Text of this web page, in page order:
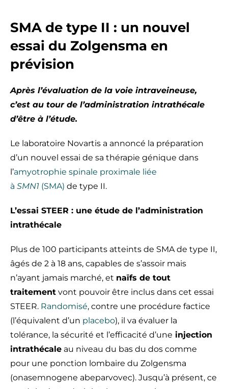
SMA de type II : un nouvel
essai du Zolgensma en
prévision
Après l’évaluation de la voie intraveineuse,
c’est au tour de l’administration intrathécale
d’être à l’étude.
Le laboratoire Novartis a annoncé la préparation
d’un nouvel essai de sa thérapie génique dans
l’amyotrophie spinale proximale liée
à SMN1 (SMA) de type II.
L’essai STEER : une étude de l’administration
intrathécale
Plus de 100 participants atteints de SMA de type II,
âgés de 2 à 18 ans, capables de s’assoir mais
n’ayant jamais marché, et naïfs de tout
traitement vont pouvoir être inclus dans cet essai
STEER. Randomisé, contre une procédure factice
(l’équivalent d’un placebo), il va évaluer la
tolérance, la sécurité et l’efficacité d’une injection
intrathécale au niveau du bas du dos comme
pour une ponction lombaire du Zolgensma
(onasemnogene abeparvovec). Jusqu’à présent, ce